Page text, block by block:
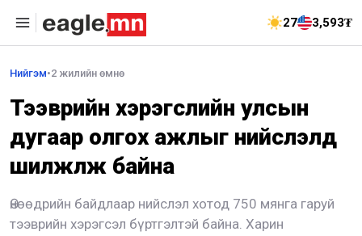
27 3,593₮
Нийгэм•2 жилийн өмнө
Тээврийн хэрэгслийн улсын
дугаар олгох ажлыг нийслэлд
шилжүүлж байна
Өнөөдрийн байдлаар нийслэл хотод 750 мянга гаруй
тээврийн хэрэгсэл бүртгэлтэй байна. Харин